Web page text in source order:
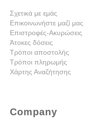
Σχετικά με εμάς
Επικοινωνήστε μαζί μας
Επιστροφές-Ακυρώσεις
Άτοκες δόσεις
Τρόποι αποστολής
Τρόποι πληρωμής
Χάρτης Αναζήτησης
Company